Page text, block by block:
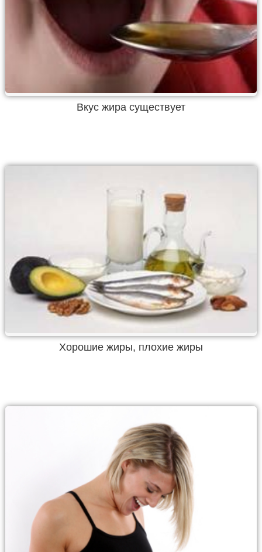
Вкус жира существует
Хорошие жиры, плохие жиры